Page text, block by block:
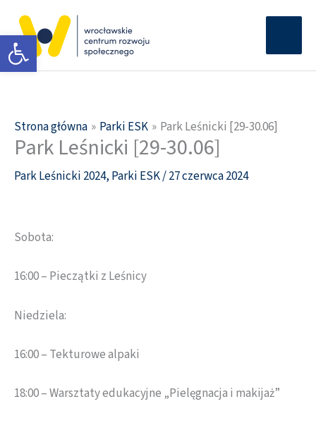
Otwórz pasek narzędzi
treści
Strona główna Parki ESK Park Leśnicki [29-30.06]
Park Leśnicki [29-30.06]
Park Leśnicki 2024, Parki ESK/27 czerwca 2024
Sobota:
16:00 – Pieczątki z Leśnicy
Niedziela:
16:00 – Tekturowe alpaki
18:00 – Warsztaty edukacyjne „Pielęgnacja i makijaż”